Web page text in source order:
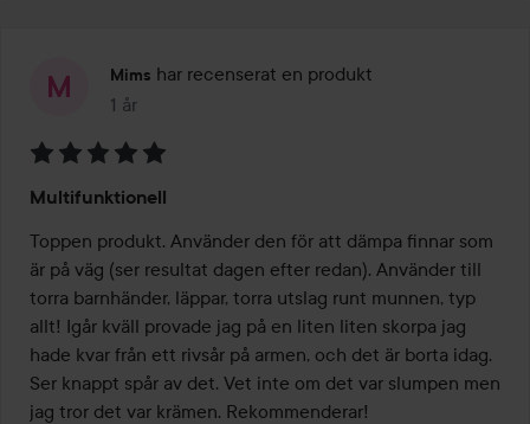
Mims har recenserat en produkt
1 år
Inlägget skapades 1 år
5
av
5
Multifunktionell
Toppen produkt. Använder den för att dämpa finnar som
är på väg (ser resultat dagen efter redan). Använder till
torra barnhänder, läppar, torra utslag runt munnen, typ
allt! Igår kväll provade jag på en liten liten skorpa jag
hade kvar från ett rivsår på armen, och det är borta idag.
Ser knappt spår av det. Vet inte om det var slumpen men
jag tror det var krämen. Rekommenderar!